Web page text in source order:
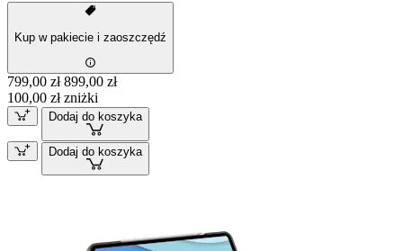
Kup w pakiecie i zaoszczędź
799,00 zł 899,00 zł
100,00 zł zniżki
Dodaj do koszyka
Dodaj do koszyka